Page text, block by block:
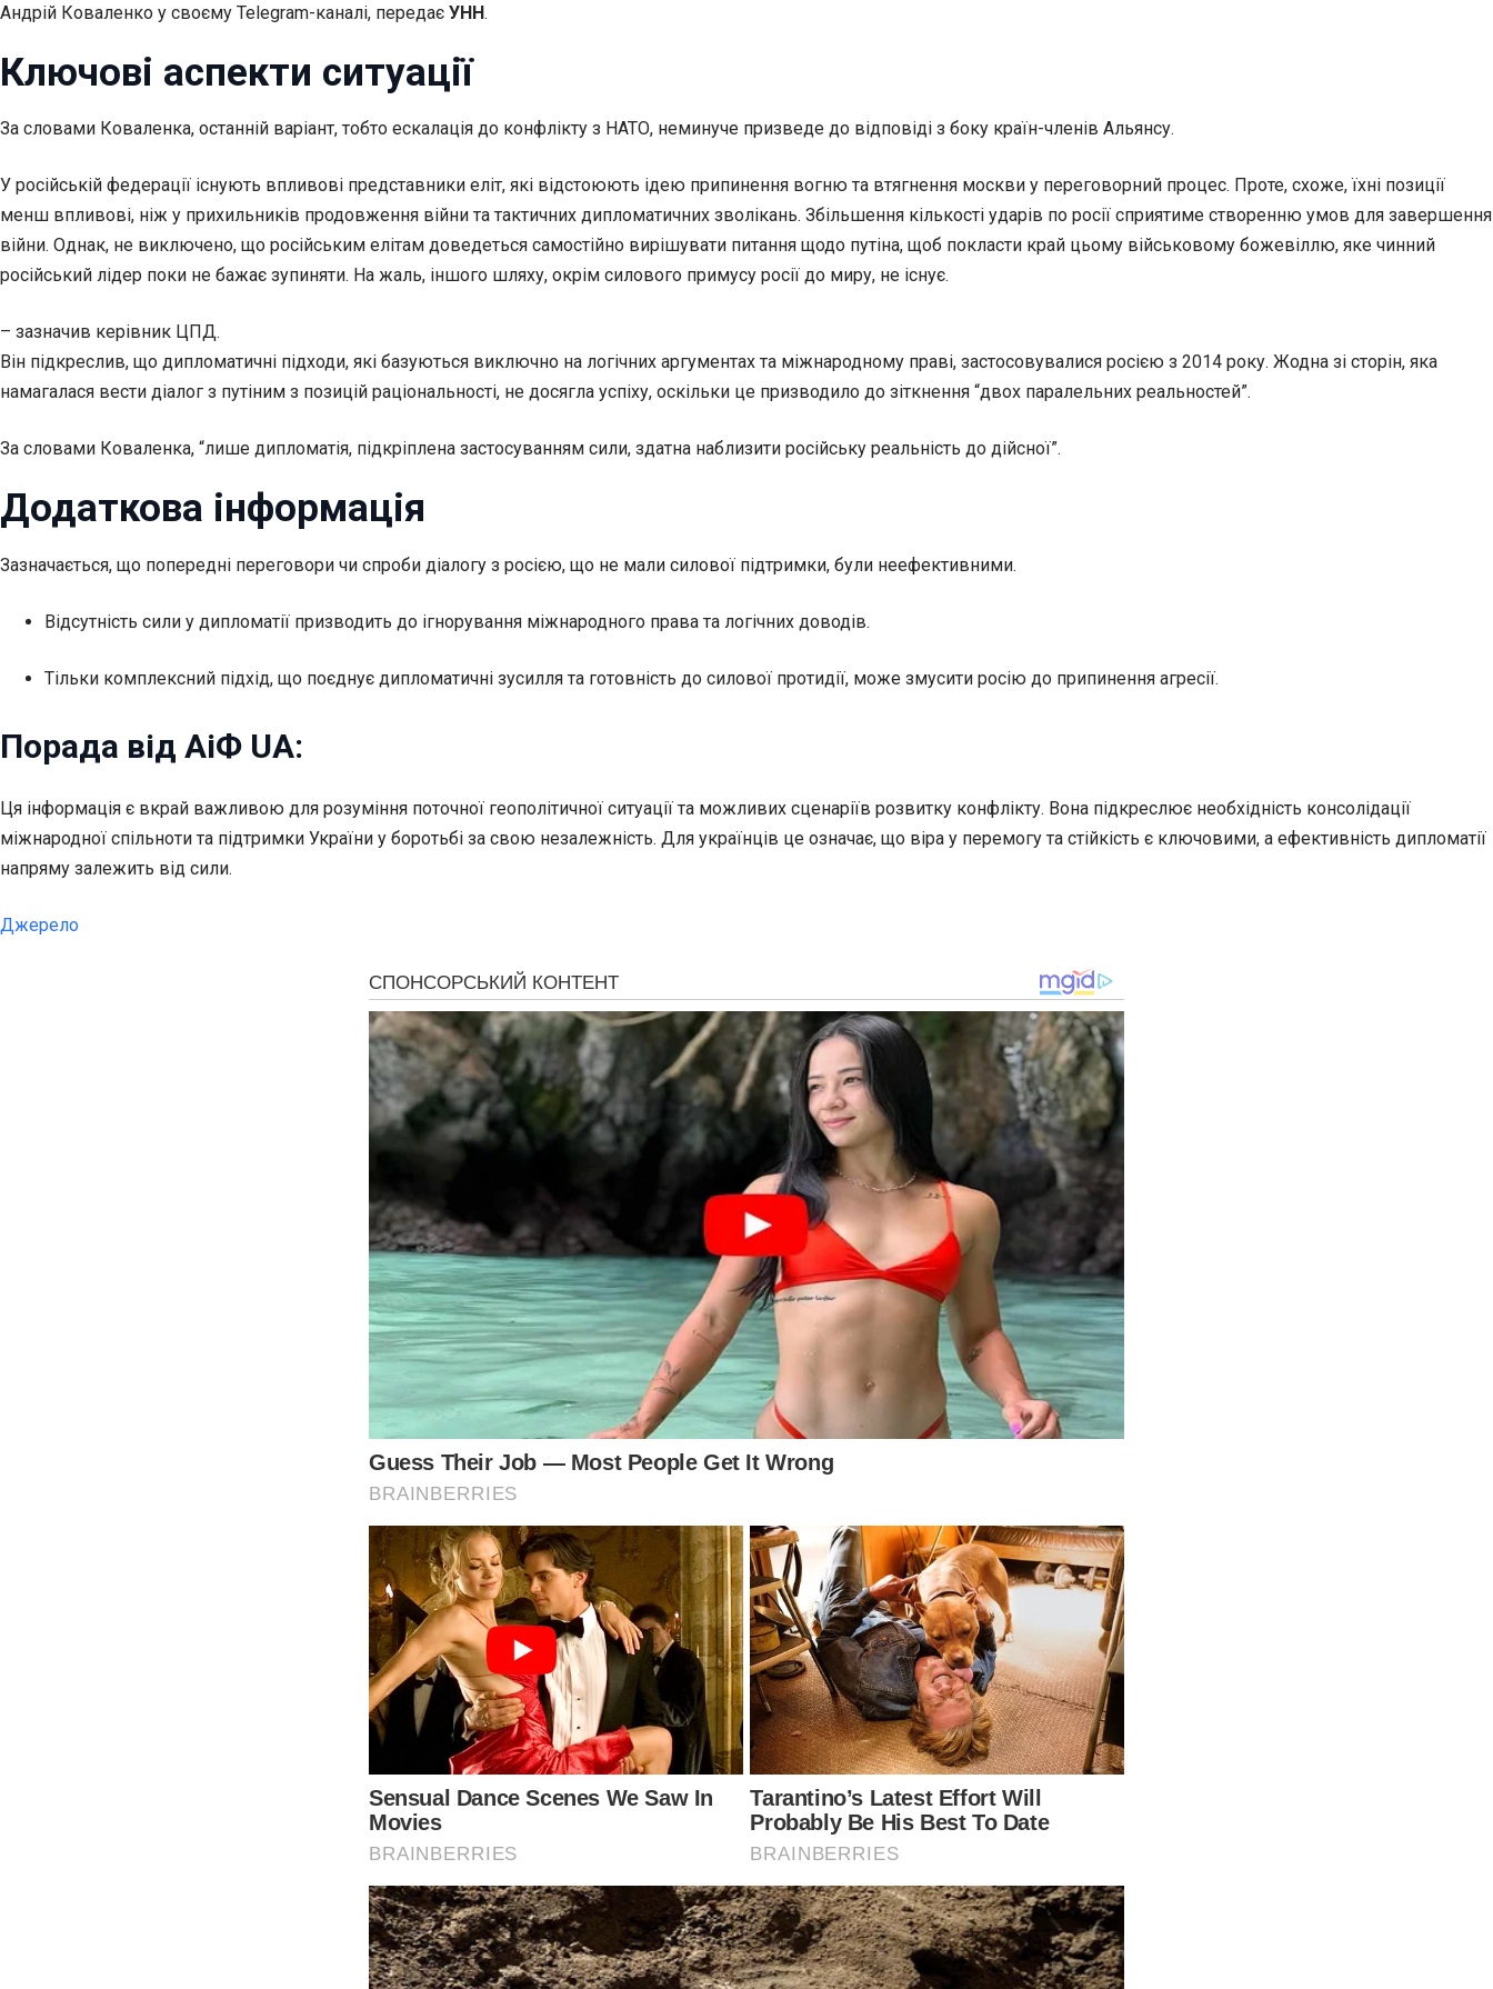
Андрій Коваленко у своєму Telegram-каналі, передає УНН.
Ключові аспекти ситуації
За словами Коваленка, останній варіант, тобто ескалація до конфлікту з НАТО, неминуче призведе до відповіді з боку країн-членів Альянсу.
У російській федерації існують впливові представники еліт, які відстоюють ідею припинення вогню та втягнення москви у переговорний процес. Проте, схоже, їхні позиції
менш впливові, ніж у прихильників продовження війни та тактичних дипломатичних зволікань. Збільшення кількості ударів по росії сприятиме створенню умов для завершення
війни. Однак, не виключено, що російським елітам доведеться самостійно вирішувати питання щодо путіна, щоб покласти край цьому військовому божевіллю, яке чинний
російський лідер поки не бажає зупиняти. На жаль, іншого шляху, окрім силового примусу росії до миру, не існує.
– зазначив керівник ЦПД.
Він підкреслив, що дипломатичні підходи, які базуються виключно на логічних аргументах та міжнародному праві, застосовувалися росією з 2014 року. Жодна зі сторін, яка
намагалася вести діалог з путіним з позицій раціональності, не досягла успіху, оскільки це призводило до зіткнення “двох паралельних реальностей”.
За словами Коваленка, “лише дипломатія, підкріплена застосуванням сили, здатна наблизити російську реальність до дійсної”.
Додаткова інформація
Зазначається, що попередні переговори чи спроби діалогу з росією, що не мали силової підтримки, були неефективними.
Відсутність сили у дипломатії призводить до ігнорування міжнародного права та логічних доводів.
Тільки комплексний підхід, що поєднує дипломатичні зусилля та готовність до силової протидії, може змусити росію до припинення агресії.
Порада від АіФ UA:
Ця інформація є вкрай важливою для розуміння поточної геополітичної ситуації та можливих сценаріїв розвитку конфлікту. Вона підкреслює необхідність консолідації
міжнародної спільноти та підтримки України у боротьбі за свою незалежність. Для українців це означає, що віра у перемогу та стійкість є ключовими, а ефективність дипломатії
напряму залежить від сили.
Джерело